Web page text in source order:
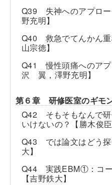
Q39 失神へのアプロ
野充明】
Q40 救急でてんかん重
山宗徳】
Q41 慢性頭痛へのア
沢 翼，澤野充明】
第６章 研修医室のギモ
Q42 そもそもなんで研
いけないの？【勝木俊臣
Q43 では論文はどう探
大】
Q44 実践EBM①：コー
【吉野鉄大】